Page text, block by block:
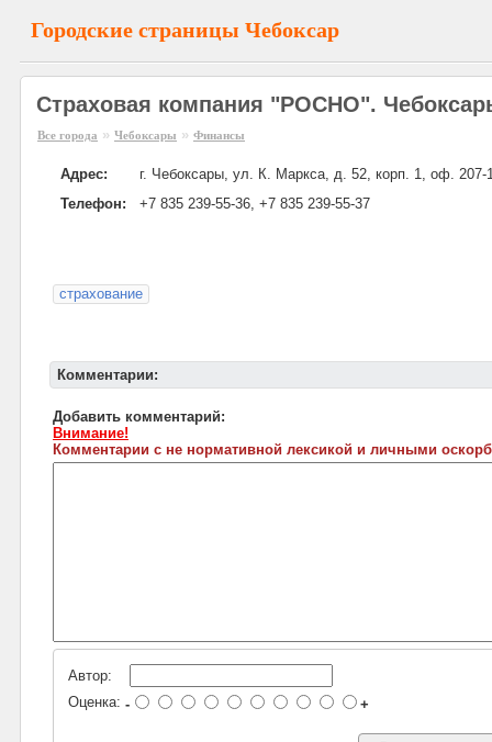
Городские страницы Чебоксар
Страховая компания "РОСНО".
Все города » Чебоксары » Финансы
Адрес:
г. Чебоксары, ул. К. Маркса, д. 52, корп. 1, оф. 207-
Телефон:
+7 835 239-55-36, +7 835 239-55-37
страхование
Комментарии:
Добавить комментарий:
Внимание!
Комментарии с не нормативной лексикой и личными
Автор:
Оценка: - +